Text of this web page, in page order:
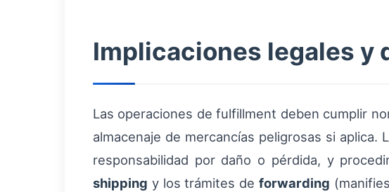
Implicaciones legales y
Las operaciones de fulfillment deben cumplir
almacenaje de mercancías peligrosas si
responsabilidad por daño o pérdida, y
shipping y los trámites de forwarding